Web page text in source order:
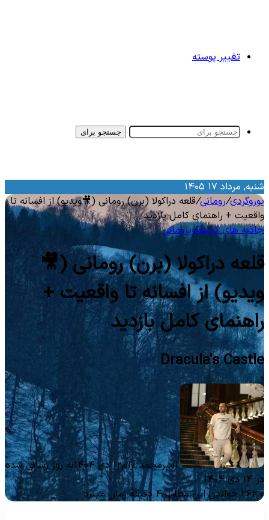
تغییر پوسته
جستجو برای
مرداد ۱۷ ۱۴۰۵
/رومانی/قلعه دراکولا (برن) رومانی (🎥ویدیو) از افسانه تا
+ راهنمای کامل بازدید
های گردشگریرومانی
دراکولا (برن) رومانی (🎥
از افسانه تا واقعیت +
کامل بازدید
Dracula's
امیرمحمد آرام۱۲ دی ۱۴۰۴
به روز رسانی شده
دی ۱۴۰۴
خواندن این مطلب ۴ دقیقه زمان میبرد